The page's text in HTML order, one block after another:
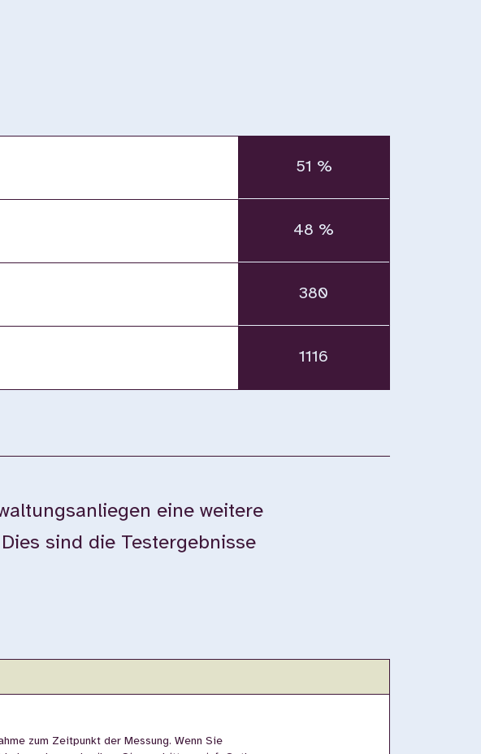
51 %
48 %
380
1116
eine weitere
sind die Testergebnisse
zum Zeitpunkt der Messung. Wenn Sie